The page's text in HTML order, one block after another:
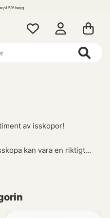
536 betyg
av isskopor!
kan vara en riktigt
hål - inte direkt det man
både snabbt och smidigt